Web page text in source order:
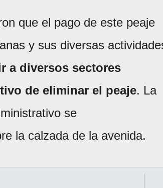
que el pago de este peaje
y sus diversas
a diversos sectores
de eliminar el peaje. La
se
la calzada de la avenida.